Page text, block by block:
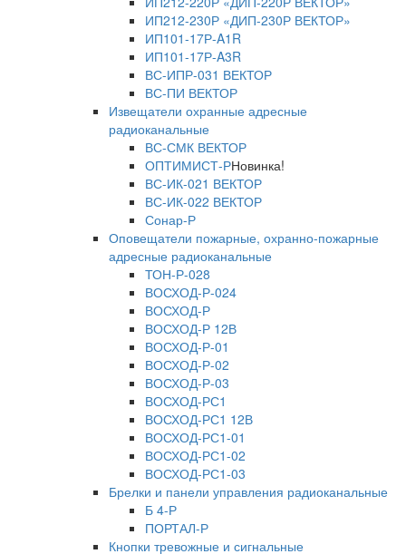
ИП212-230Р «ДИП-230Р ВЕКТОР»
ИП101-17Р-A1R
ИП101-17Р-A3R
ВС-ИПР-031 ВЕКТОР
ВС-ПИ ВЕКТОР
Извещатели охранные адресные
радиоканальные
ВС-СМК ВЕКТОР
ОПТИМИСТ-РНовинка!
ВС-ИК-021 ВЕКТОР
ВС-ИК-022 ВЕКТОР
Сонар-Р
Оповещатели пожарные, охранно-пожарные
адресные радиоканальные
ТОН-Р-028
ВОСХОД-Р-024
ВОСХОД-Р
ВОСХОД-Р 12В
ВОСХОД-Р-01
ВОСХОД-Р-02
ВОСХОД-Р-03
ВОСХОД-РС1
ВОСХОД-РС1 12В
ВОСХОД-РС1-01
ВОСХОД-РС1-02
ВОСХОД-РС1-03
Брелки и панели управления радиоканальные
Б 4-Р
ПОРТАЛ-Р
Кнопки тревожные и сигнальные